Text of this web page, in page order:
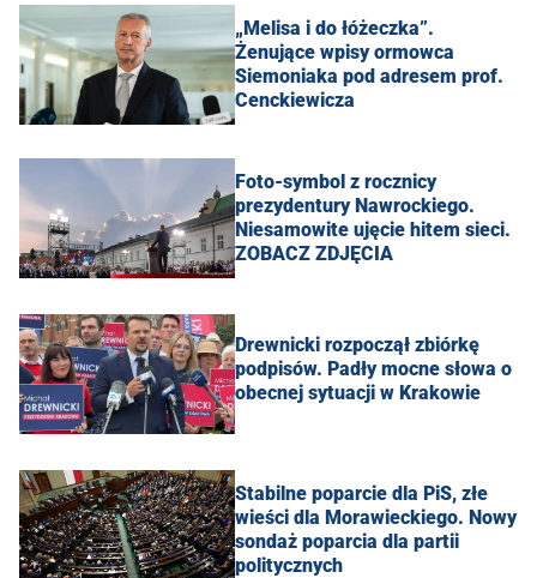
„Melisa i do łóżeczka”.
Żenujące wpisy ormowca
Siemoniaka pod adresem prof.
Cenckiewicza
Foto-symbol z rocznicy
prezydentury Nawrockiego.
Niesamowite ujęcie hitem sieci.
ZOBACZ ZDJĘCIA
Drewnicki rozpoczął zbiórkę
podpisów. Padły mocne słowa o
obecnej sytuacji w Krakowie
Stabilne poparcie dla PiS, złe
wieści dla Morawieckiego. Nowy
sondaż poparcia dla partii
politycznych